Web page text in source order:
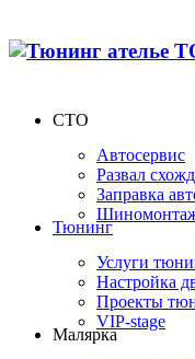
СТО
Автосервис
Развал
Заправка
Тюнинг
Услуги
Настройка
Проекты
VIP-stage
Малярка